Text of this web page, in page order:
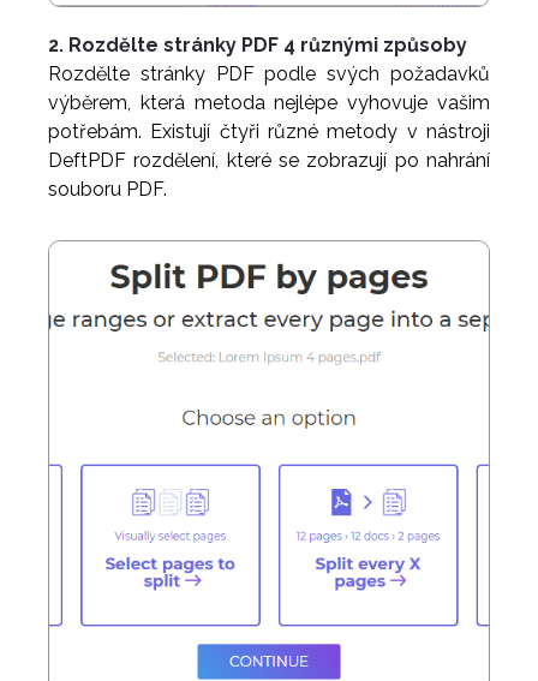
2. Rozdělte stránky PDF 4 různými způsoby
Rozdělte stránky PDF podle svých požadavků
výběrem, která metoda nejlépe vyhovuje vašim
potřebám. Existují čtyři různé metody v nástroji
DeftPDF rozdělení, které se zobrazují po nahrání
souboru PDF.